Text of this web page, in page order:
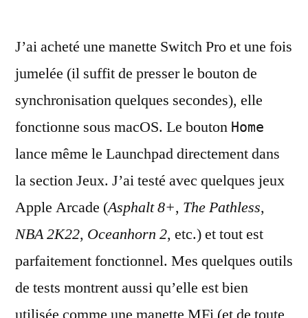
J’ai acheté une manette Switch Pro et une fois
jumelée (il suffit de presser le bouton de
synchronisation quelques secondes), elle
fonctionne sous macOS. Le bouton Home
lance même le Launchpad directement dans
la section Jeux. J’ai testé avec quelques jeux
Apple Arcade (Asphalt 8+, The Pathless,
NBA 2K22, Oceanhorn 2, etc.) et tout est
parfaitement fonctionnel. Mes quelques outils
de tests montrent aussi qu’elle est bien